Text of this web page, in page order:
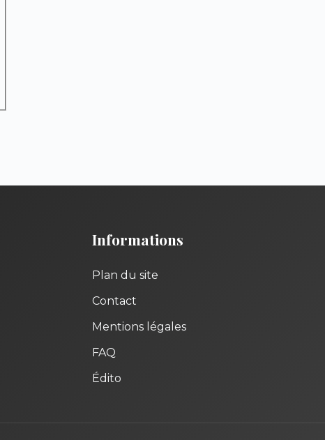
Informations
Plan du site
Contact
Mentions légales
FAQ
Édito